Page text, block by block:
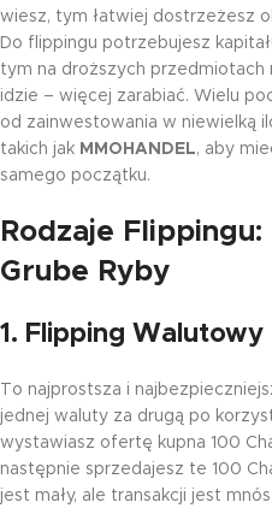
wiesz, tym łatwiej dostrzeżesz
Do flippingu potrzebujesz
tym na droższych
idzie – więcej zarabiać. Wielu
od zainwestowania w niewielką
takich jak MMOHANDEL, aby
samego początku.
Rodzaje
Grube Ryby
1. Flipping
To najprostsza i
jednej waluty za drugą po
wystawiasz ofertę kupna 100
następnie sprzedajesz te 100
jest mały, ale transakcji jest